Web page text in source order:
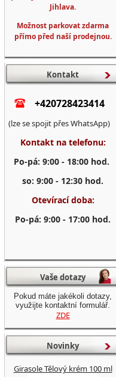
Jihlava.
Možnost parkovat zdarma
přímo před naší prodejnou.
Kontakt
+420728423414
(lze se spojit přes WhatsApp)
Kontakt na telefonu:
Po-pá: 9:00 - 18:00 hod.
so: 9:00 - 12:30 hod.
Otevírací doba:
Po-pá: 9:00 - 17:00 hod.
Vaše dotazy
Pokud máte jakékoli dotazy,
využijte kontaktní formulář.
ZDE
Novinky
Girasole Tělový krém 100 ml